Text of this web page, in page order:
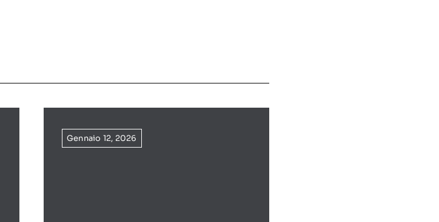
Gennaio 12, 2026